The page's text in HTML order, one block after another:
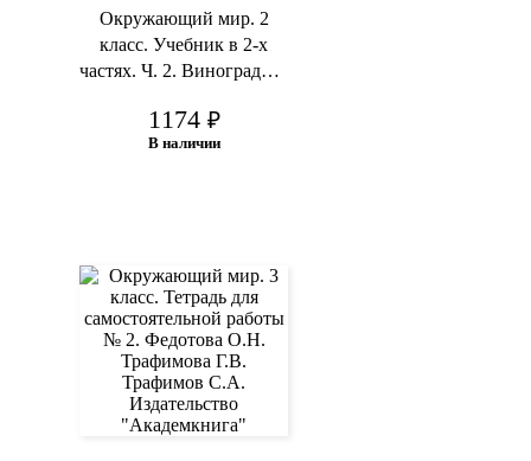
Окружающий мир. 2
класс. Учебник в 2-х
частях. Ч. 2. Виноградова
1174 ₽
В наличии